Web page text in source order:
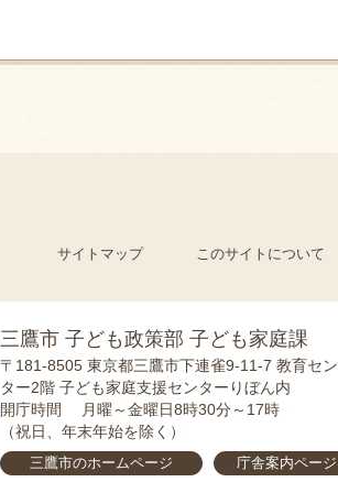
サイトマップ このサイトについて
三鷹市 子ども政策部 子ども家庭課
〒181-8505 東京都三鷹市下連雀9-11-7 教育セン
ター2階 子ども家庭支援センターりぼん内
開庁時間
月曜～金曜日8時30分～17時
（祝日、年末年始を除く）
三鷹市のホームページ 庁舎案内ページ